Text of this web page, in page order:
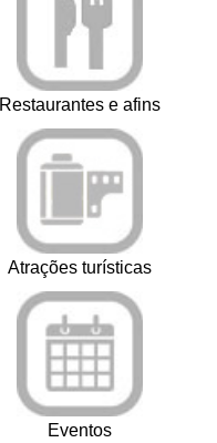
Restaurantes e afins
Atrações turísticas
Eventos